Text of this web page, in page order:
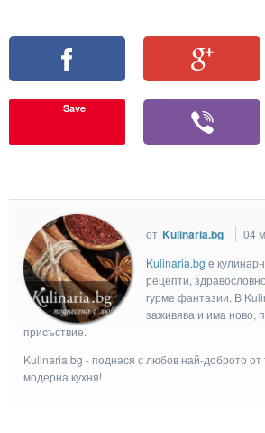
Save
от Kulinaria.bg
04
Kulinaria.bg e
рецепти,
гурме фантазии. В
заживява и има ново,
присъствие.
Kulinaria.bg - поднася с любов най-доброто
модерна кухня!